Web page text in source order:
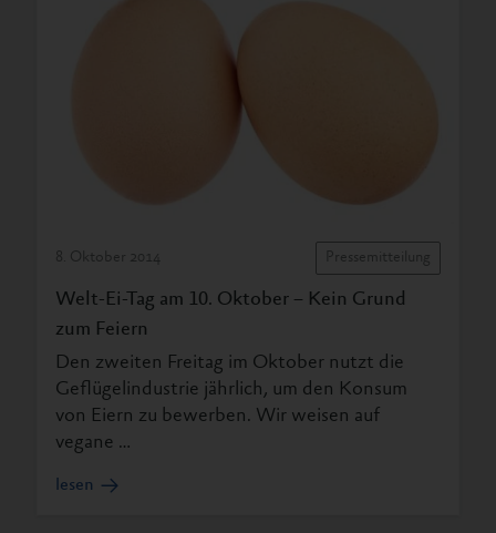
8. Oktober 2014 Pressemitteilung
Welt-Ei-Tag am 10. Oktober – Kein Grund
zum Feiern
Den zweiten Freitag im Oktober nutzt die
Geflügelindustrie jährlich, um den Konsum
von Eiern zu bewerben. Wir weisen auf
vegane …
lesen